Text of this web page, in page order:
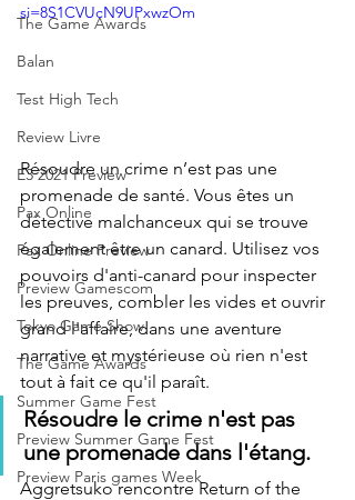
The Game Awards
Balan
Test High Tech
Review Livre
E3 2021 Preview
Pax Online
Pax Online Preview
Preview Gamescom
Tokyo Game Show
The Game Awards
Summer Game Fest
Preview Summer Game Fest
Preview Paris games Week
si=8S1CVUcN9UPxwzOm
Résoudre un crime n’est pas une
promenade de santé. Vous êtes un
détective malchanceux qui se trouve
également être un canard. Utilisez vos
pouvoirs d'anti-canard pour inspecter
les preuves, combler les vides et ouvrir
grand l'affaire, dans une aventure
narrative et mystérieuse où rien n'est
tout à fait ce qu'il paraît.
Résoudre le crime n'est pas
une promenade dans l'étang.
Aggretsuko rencontre Return of the